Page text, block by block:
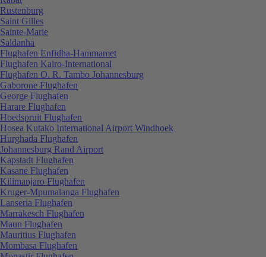
Rustenburg
Saint Gilles
Sainte-Marie
Saldanha
Flughafen Enfidha-Hammamet
Flughafen Kairo-International
Flughafen O. R. Tambo Johannesburg
Gaborone Flughafen
George Flughafen
Harare Flughafen
Hoedspruit Flughafen
Hosea Kutako International Airport Windhoek
Hurghada Flughafen
Johannesburg Rand Airport
Kapstadt Flughafen
Kasane Flughafen
Kilimanjaro Flughafen
Kruger-Mpumalanga Flughafen
Lanseria Flughafen
Marrakesch Flughafen
Maun Flughafen
Mauritius Flughafen
Mombasa Flughafen